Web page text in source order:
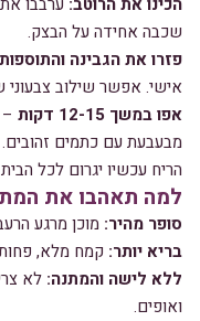
שכבה אחידה על הבצק.
פזרו את הגבינה
אישי. אפשר שילוב
אפו במשך 12-15 דקות
הריח עכשיו יגרום לכל
למה תאהבו את
סופר מהיר: מוכן מרגע
בריא יותר: קמח מלא,
ללא לישה והמתנה: לא
ואופים.